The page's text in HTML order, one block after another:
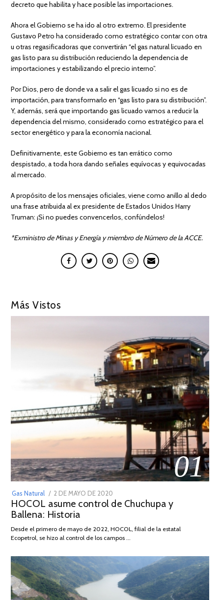
decreto que habilita y hace posible las importaciones.
Ahora el Gobierno se ha ido al otro extremo. El presidente
Gustavo Petro ha considerado como estratégico contar con otra
u otras regasificadoras que convertirán “el gas natural licuado en
gas listo para su distribución reduciendo la dependencia de
importaciones y estabilizando el precio interno”.
Por Dios, pero de donde va a salir el gas licuado si no es de
importación, para transformarlo en “gas listo para su distribución”.
Y, además, será que importando gas licuado vamos a reducir la
dependencia del mismo, considerado como estratégico para el
sector energético y para la economía nacional.
Definitivamente, este Gobierno es tan errático como
despistado, a toda hora dando señales equívocas y equivocadas
al mercado.
A propósito de los mensajes oficiales, viene como anillo al dedo
una frase atribuida al ex presidente de Estados Unidos Harry
Truman: ¡Si no puedes convencerlos, confúndelos!
*Exministro de Minas y Energía y miembro de Número de la ACCE.
Más Vistos
01
Gas Natural
POSTED
ON
2 DE MAYO DE 2020
DE
2026
HOCOL asume control de Chuchupa y
Ballena: Historia
Desde el primero de mayo de 2022, HOCOL, filial de la estatal
Ecopetrol, se hizo al control de los campos …